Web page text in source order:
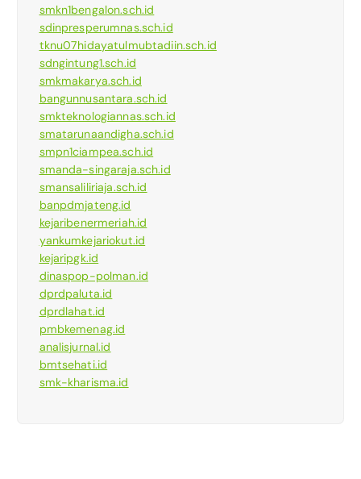
smkn1bengalon.sch.id
sdinpresperumnas.sch.id
tknu07hidayatulmubtadiin.sch.id
sdngintung1.sch.id
smkmakarya.sch.id
bangunnusantara.sch.id
smkteknologiannas.sch.id
smatarunaandigha.sch.id
smpn1ciampea.sch.id
smanda-singaraja.sch.id
smansaliliriaja.sch.id
banpdmjateng.id
kejaribenermeriah.id
yankumkejariokut.id
kejaripgk.id
dinaspop-polman.id
dprdpaluta.id
dprdlahat.id
pmbkemenag.id
analisjurnal.id
bmtsehati.id
smk-kharisma.id